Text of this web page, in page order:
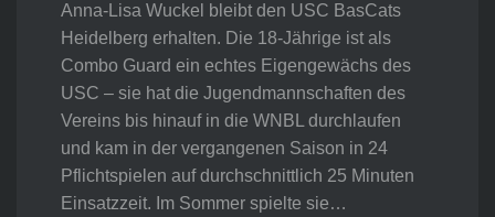
Anna-Lisa Wuckel bleibt den USC BasCats
Heidelberg erhalten. Die 18-Jährige ist als
Combo Guard ein echtes Eigengewächs des
USC – sie hat die Jugendmannschaften des
Vereins bis hinauf in die WNBL durchlaufen
und kam in der vergangenen Saison in 24
Pflichtspielen auf durchschnittlich 25 Minuten
Einsatzzeit. Im Sommer spielte sie…